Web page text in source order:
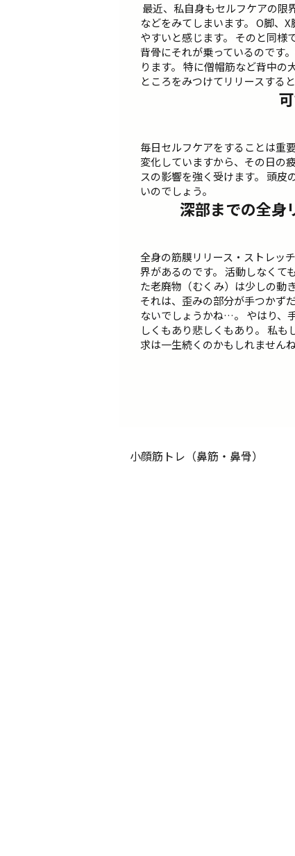
最近、私自身もセルフケアの限
などをみてしまいます。 O脚、
やすいと感じます。 そのと同様
背骨にそれが乗っているのです
ります。 特に僧帽筋など背中
ところをみつけてリリースする
毎日セルフケアをすることは重
変化していますから、その日の
スの影響を強く受けます。 頭皮
いのでしょう。
深部までの全身
全身の筋膜リリース・ストレッ
界があるのです。 活動しなくて
た老廃物（むくみ）は少しの動
それは、歪みの部分が手つかず
ないでしょうかね…。 やはり、
しくもあり悲しくもあり。 私も
求は一生続くのかもしれません
小顔筋トレ（鼻筋・鼻骨）